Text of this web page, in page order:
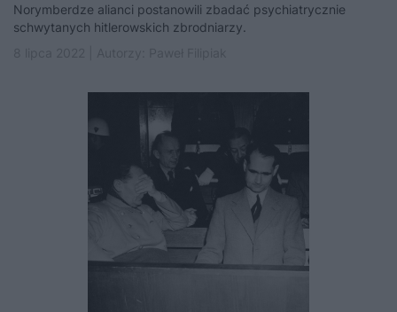
Norymberdze alianci postanowili zbadać psychiatrycznie
schwytanych hitlerowskich zbrodniarzy.